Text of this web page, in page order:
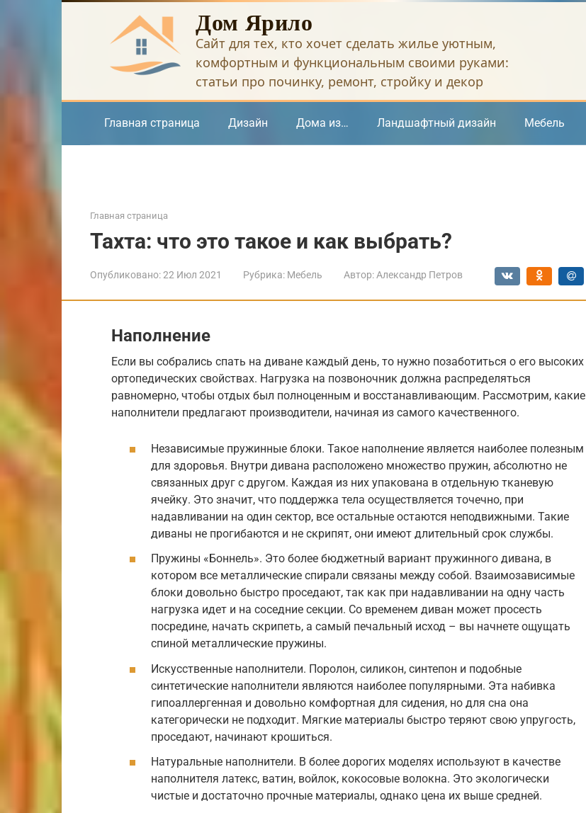
Дом Ярило
Сайт для тех, кто хочет сделать жилье уютным,
комфортным и функциональным своими руками:
статьи про починку, ремонт, стройку и декор
Главная страница Дизайн Дома из… Ландшафтный дизайн Мебель
Главная страница
Тахта: что это такое и как выбрать?
Опубликовано:22 Июл 2021 Рубрика: Мебель Автор: Александр Петров
Наполнение
Если вы собрались спать на диване каждый день, то нужно позаботиться о его высоких
ортопедических свойствах. Нагрузка на позвоночник должна распределяться
равномерно, чтобы отдых был полноценным и восстанавливающим. Рассмотрим, какие
наполнители предлагают производители, начиная из самого качественного.
Независимые пружинные блоки. Такое наполнение является наиболее полезным
для здоровья. Внутри дивана расположено множество пружин, абсолютно не
связанных друг с другом. Каждая из них упакована в отдельную тканевую
ячейку. Это значит, что поддержка тела осуществляется точечно, при
надавливании на один сектор, все остальные остаются неподвижными. Такие
диваны не прогибаются и не скрипят, они имеют длительный срок службы.
Пружины «Боннель». Это более бюджетный вариант пружинного дивана, в
котором все металлические спирали связаны между собой. Взаимозависимые
блоки довольно быстро проседают, так как при надавливании на одну часть
нагрузка идет и на соседние секции. Со временем диван может просесть
посредине, начать скрипеть, а самый печальный исход – вы начнете ощущать
спиной металлические пружины.
Искусственные наполнители. Поролон, силикон, синтепон и подобные
синтетические наполнители являются наиболее популярными. Эта набивка
гипоаллергенная и довольно комфортная для сидения, но для сна она
категорически не подходит. Мягкие материалы быстро теряют свою упругость,
проседают, начинают крошиться.
Натуральные наполнители. В более дорогих моделях используют в качестве
наполнителя латекс, ватин, войлок, кокосовые волокна. Это экологически
чистые и достаточно прочные материалы, однако цена их выше средней.